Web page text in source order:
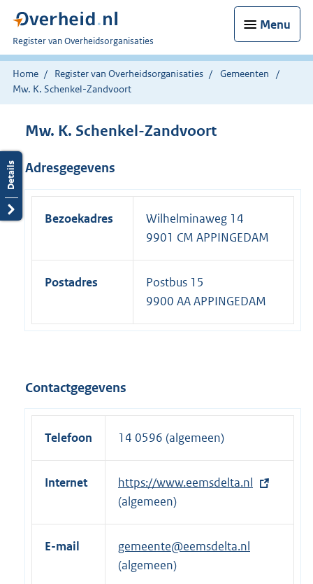
Menu
U
bent
nu
hier:
Register van Overheidsorganisaties
Home Register van Overheidsorganisaties
Gemeenten
Mw. K. Schenkel-Zandvoort
Mw. K. Schenkel-Zandvoort
Adresgegevens
Bezoekadres
Wilhelminaweg 14
9901 CM APPINGEDAM
Postadres
Postbus 15
9900 AA APPINGEDAM
Contactgegevens
Telefoon 14 0596 (algemeen)
Internet
E
x
t
r
https://www.eemsdelta.nl
(algemeen)
E-mail
gemeente@eemsdelta.nl
(algemeen)